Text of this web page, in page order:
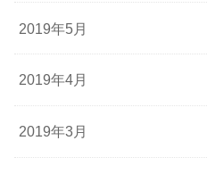
2019年5月
2019年4月
2019年3月